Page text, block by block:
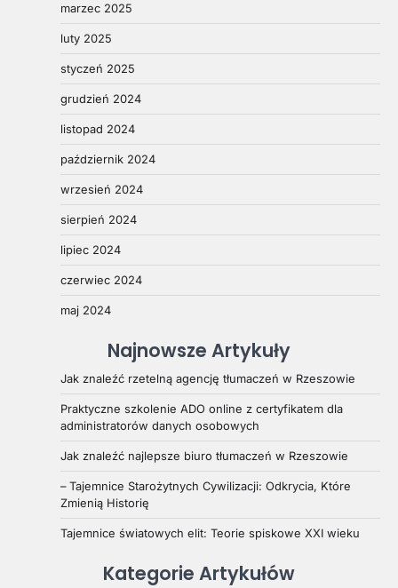
marzec 2025
luty 2025
styczeń 2025
grudzień 2024
listopad 2024
październik 2024
wrzesień 2024
sierpień 2024
lipiec 2024
czerwiec 2024
maj 2024
Najnowsze Artykuły
Jak znaleźć rzetelną agencję tłumaczeń w Rzeszowie
Praktyczne szkolenie ADO online z certyfikatem dla
administratorów danych osobowych
Jak znaleźć najlepsze biuro tłumaczeń w Rzeszowie
– Tajemnice Starożytnych Cywilizacji: Odkrycia, Które
Zmienią Historię
Tajemnice światowych elit: Teorie spiskowe XXI wieku
Kategorie Artykułów